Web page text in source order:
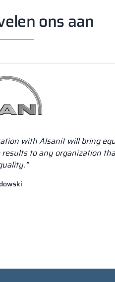
ons aan
with Alsanit will bring
results to any organization